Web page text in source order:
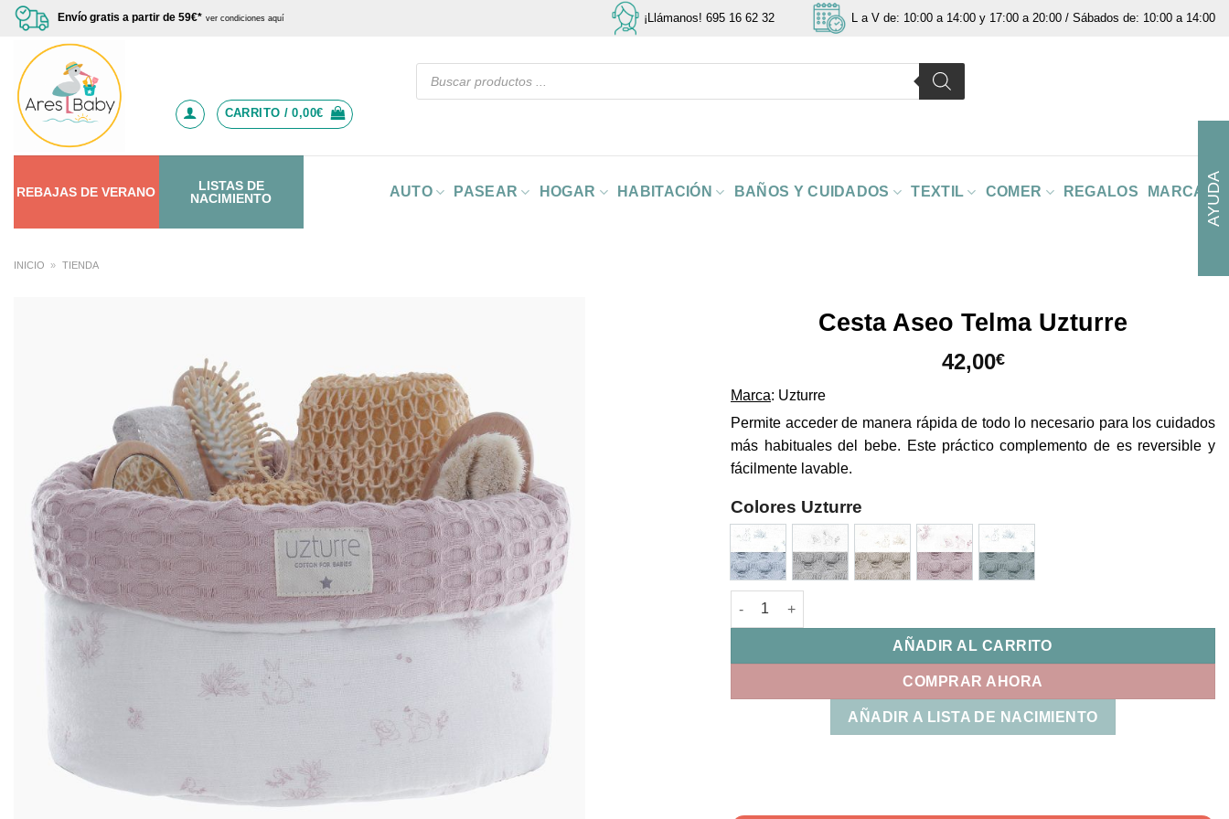
Saltar
contenido
Envío gratis a partir de 59€* ver condiciones aquí ¡Llámanos! 695 16 62 32 L a V de: 10:00 a 14:00 y 17:00 a 20:00 / Sábados de: 10:00 a 14:00
Búsqueda
CARRITO /0,00€
REBAJAS DEVERANO
LISTAS DE
NACIMIENTO
AUTO PASEAR HOGAR HABITACIÓN BAÑOS Y CUIDADOS TEXTIL COMER REGALOS MARCAS
INICIO » TIENDA
Cesta Aseo Telma Uzturre
42,00€
Marca: Uzturre
Permite acceder de manera rápida de todo lo necesario para los cuidados
más habituales del bebe. Este práctico complemento de es reversible y
fácilmente lavable.
Colores Uzturre
Cesta Aseo Telma Uzturre cantidad
AÑADIR AL CARRITO
COMPRAR AHORA
AÑADIR A LISTA DE NACIMIENTO
AYUDA